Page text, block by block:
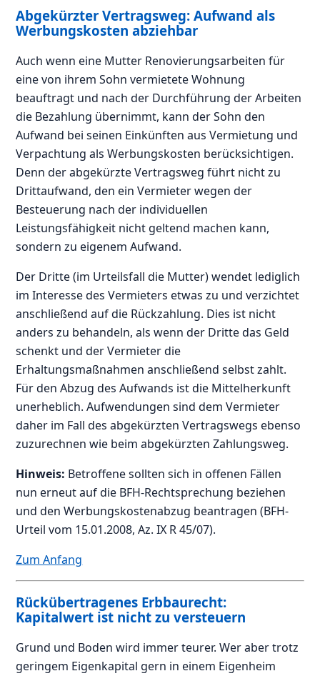
Abgekürzter Vertragsweg: Aufwand als
Werbungskosten abziehbar
Auch wenn eine Mutter Renovierungsarbeiten für
eine von ihrem Sohn vermietete Wohnung
beauftragt und nach der Durchführung der Arbeiten
die Bezahlung übernimmt, kann der Sohn den
Aufwand bei seinen Einkünften aus Vermietung und
Verpachtung als Werbungskosten berücksichtigen.
Denn der abgekürzte Vertragsweg führt nicht zu
Drittaufwand, den ein Vermieter wegen der
Besteuerung nach der individuellen
Leistungsfähigkeit nicht geltend machen kann,
sondern zu eigenem Aufwand.
Der Dritte (im Urteilsfall die Mutter) wendet lediglich
im Interesse des Vermieters etwas zu und verzichtet
anschließend auf die Rückzahlung. Dies ist nicht
anders zu behandeln, als wenn der Dritte das Geld
schenkt und der Vermieter die
Erhaltungsmaßnahmen anschließend selbst zahlt.
Für den Abzug des Aufwands ist die Mittelherkunft
unerheblich. Aufwendungen sind dem Vermieter
daher im Fall des abgekürzten Vertragswegs ebenso
zuzurechnen wie beim abgekürzten Zahlungsweg.
Hinweis: Betroffene sollten sich in offenen Fällen
nun erneut auf die BFH-Rechtsprechung beziehen
und den Werbungskostenabzug beantragen (BFH-
Urteil vom 15.01.2008, Az. IX R 45/07).
Zum Anfang
Rückübertragenes Erbbaurecht:
Kapitalwert ist nicht zu versteuern
Grund und Boden wird immer teurer. Wer aber trotz
geringem Eigenkapital gern in einem Eigenheim